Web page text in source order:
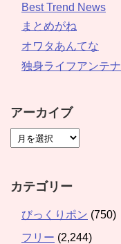
Best Trend News
まとめがね
オワタあんてな
独身ライフアンテナ
アーカイブ
カテゴリー
びっくりポン (750)
フリー (2,244)